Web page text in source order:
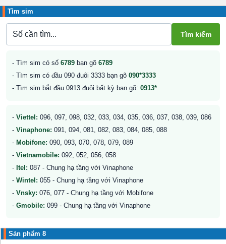
Tìm sim
- Tìm sim có số 6789 bạn gõ 6789
- Tìm sim có đầu 090 đuôi 3333 bạn gõ 090*3333
- Tìm sim bắt đầu 0913 đuôi bất kỳ bạn gõ: 0913*
- Viettel: 096, 097, 098, 032, 033, 034, 035, 036, 037, 038, 039, 086
- Vinaphone: 091, 094, 081, 082, 083, 084, 085, 088
- Mobifone: 090, 093, 070, 078, 079, 089
- Vietnamobile: 092, 052, 056, 058
- Itel: 087 - Chung hạ tầng với Vinaphone
- Wintel: 055 - Chung hạ tầng với Vinaphone
- Vnsky: 076, 077 - Chung hạ tầng với Mobifone
- Gmobile: 099 - Chung hạ tầng với Vinaphone
Sản phẩm 8